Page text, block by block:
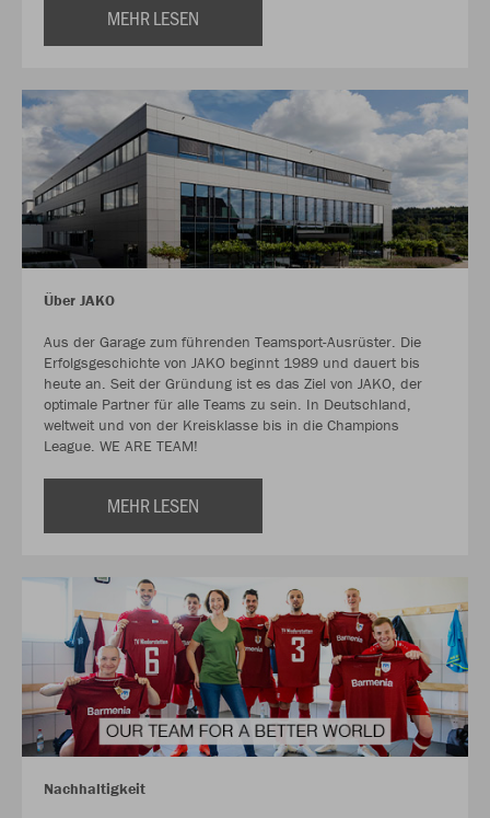
MEHR LESEN
Über JAKO
Aus der Garage zum führenden Teamsport-Ausrüster. Die
Erfolgsgeschichte von JAKO beginnt 1989 und dauert bis
heute an. Seit der Gründung ist es das Ziel von JAKO, der
optimale Partner für alle Teams zu sein. In Deutschland,
weltweit und von der Kreisklasse bis in die Champions
League. WE ARE TEAM!
MEHR LESEN
Nachhaltigkeit